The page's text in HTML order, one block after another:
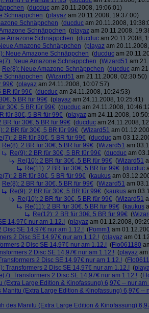
(ducduc am 20.11.2008, 19:06:01)
Schnäppchen (playaz am 20.11.2008, 19:37:00)
Schnäppchen (ducduc am 20.11.2008,
Schnäppchen (playaz am 20.11.2008,
Amazone Schnäppchen (ducduc am 20.11.2008,
Amazone Schnäppchen (playaz am
Neue Amazone Schnäppchen (ducduc am
Neue Amazone Schnäppchen (Wizard51 am
Re(8): Neue Amazone Schnäppchen (ducduc am
Schnäppchen (Wizard51 am 21.11.2008, 02:30:50)
99€ (playaz am 24.11.2008, 10:07:57)
BR für 99€ (ducduc am 24.11.2008, 10:24:53)
5 BR für 99€ (playaz am 24.11.2008, 10:25:41)
30€, 5 BR für 99€ (ducduc am 24.11.2008,
für 30€, 5 BR für 99€ (playaz am 24.11.2008,
BR für 30€, 5 BR für 99€ (ducduc am 24.11.2008,
2 BR für 30€, 5 BR für 99€ (Wizard51 am
2 BR für 30€, 5 BR für 99€ (ducduc am
Re(8): 2 BR für 30€, 5 BR für 99€ (Wizard51 am
Re(9): 2 BR für 30€, 5 BR für 99€ (ducduc am
Re(10): 2 BR für 30€, 5 BR für 99€ (Wizard51
Re(11): 2 BR für 30€, 5 BR für 99€ (ducduc
2 BR für 30€, 5 BR für 99€ (kaukus am
Re(8): 2 BR für 30€, 5 BR für 99€ (Wizard51 am
Re(9): 2 BR für 30€, 5 BR für 99€ (kaukus am
Re(10): 2 BR für 30€, 5 BR für 99€ (Wizard51
Re(11): 2 BR für 30€, 5 BR für 99€ (kaukus
Re(12): 2 BR für 30€, 5 BR für 99€ (
14,97€ nur am 1.12.! (playaz am 01.12.2008,
Disc SE 14,97€ nur am 1.12.! (Pomm1 am
2 Disc SE 14,97€ nur am 1.12.! (playaz am
2 Disc SE 14,97€ nur am 1.12.! (Flo061180
2 Disc SE 14,97€ nur am 1.12.! (playaz
2 Disc SE 14,97€ nur am 1.12.! (
Transformers 2 Disc SE 14,97€ nur am 1.12.! (
Transformers 2 Disc SE 14,97€ nur am 1.12.! (
(Extra Large Edition & Kinofassung) 6,97€ -- nur am
Manitu (Extra Large Edition & Kinofassung) 6,97€ --
des Manitu (Extra Large Edition & Kinofassung)